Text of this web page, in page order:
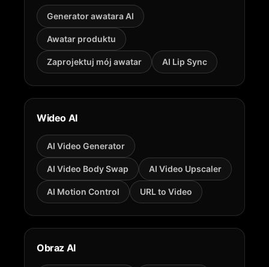
Generator awatara AI
Awatar produktu
Zaprojektuj mój awatar AI Lip Sync
Wideo AI
AI Video Generator
AI Video Body Swap AI Video Upscaler
AI Motion Control URL to Video
Obraz AI